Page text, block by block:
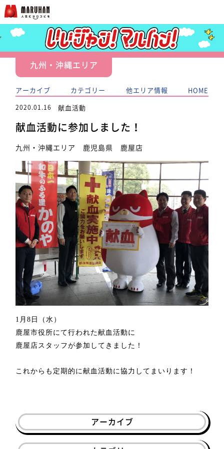
九州・沖縄エリア
アーカイブ カテゴリー 他エリア情報 HOME
2020.01.16 献血活動
献血活動に参加しました！
九州・沖縄エリア 鹿児島県 鹿屋店
1 月8 日（水）
鹿屋市役所にて行われた献血活動に
鹿屋店スタッフが参加してきました！
これからも定期的に献血活動に協力してまいります！
アーカイブ